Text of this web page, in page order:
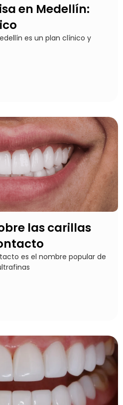
en Medellín:
es un plan clínico y
las carillas
es el nombre popular de